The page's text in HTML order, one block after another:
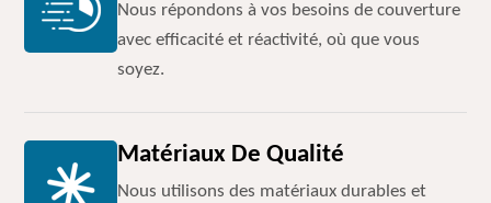
Nous répondons à vos besoins de couverture
avec efficacité et réactivité, où que vous
soyez.
Matériaux De Qualité
Nous utilisons des matériaux durables et